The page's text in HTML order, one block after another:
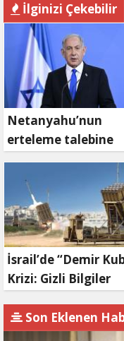
İlginizi Çekebilir
Netanyahu’nun
erteleme talebine
mahkemeden ret
İsrail’de “Demir
Krizi: Gizli Bilgiler
Gözaltında
Son Eklenen